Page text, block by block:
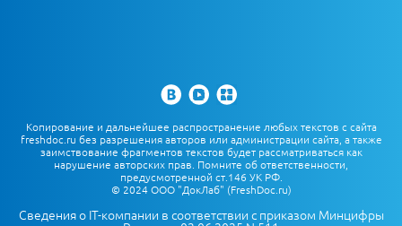
Копирование и дальнейшее распространение любых текстов с сайта
freshdoc.ru без разрешения авторов или администрации сайта, а также
заимствование фрагментов текстов будет рассматриваться как
нарушение авторских прав. Помните об ответственности,
предусмотренной ст.146 УК РФ.
© 2024 ООО "ДокЛаб" (FreshDoc.ru)
Сведения о IT-компании в соответствии с приказом Минцифры